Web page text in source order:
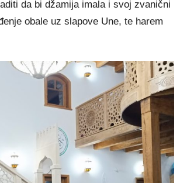
da bi džamija imala i svoj zvanični
obale uz slapove Une, te harem